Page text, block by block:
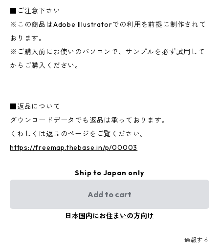
■ご注意下さい
※この商品はAdobe Illustratorでの利用を前提に制作されて
おります。
※ご購入前にお使いのパソコンで、サンプルを必ず試用して
からご購入ください。
■返品について
ダウンロードデータでも返品は承っております。
くわしくは返品のページをご覧ください。
https://freemap.thebase.in/p/00003
Ship to Japan only
Add to cart
日本国内にお住まいの方向け
通報する